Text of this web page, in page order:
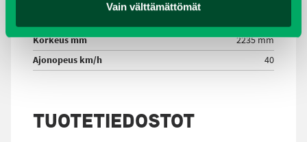
Vain välttämättömät
Korkeus mm
2235 mm
Ajonopeus km/h
40
TUOTETIEDOSTOT